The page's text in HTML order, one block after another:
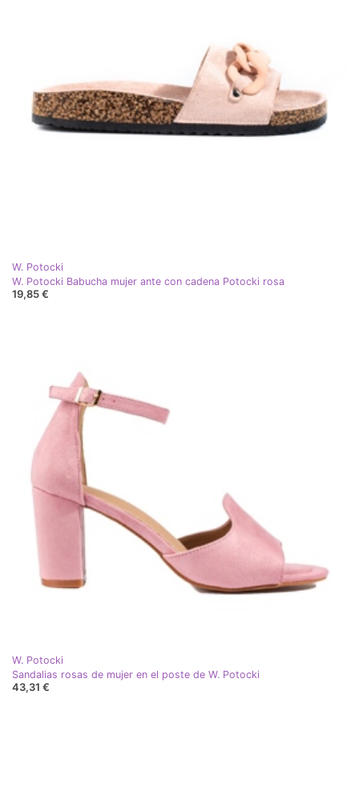
W. Potocki
W. Potocki Babucha mujer ante con cadena Potocki rosa
19,85 €
W. Potocki
Sandalias rosas de mujer en el poste de W. Potocki
43,31 €